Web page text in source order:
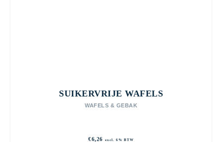
SUIKERVRIJE WAFELS
WAFELS & GEBAK
€6,26 excl. 6% BTW